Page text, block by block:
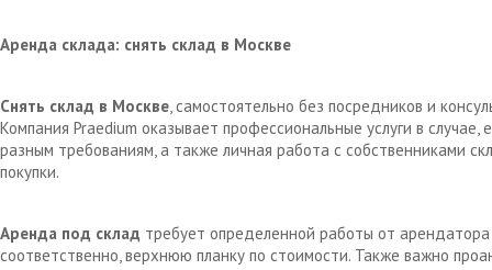
Аренда склада: снять склад в Москве
Снять склад в Москве, самостоятельно без посредников и
Компания Praedium оказывает профессиональные услуги в
разным требованиям, а также личная работа с собственниками
покупки.
Аренда под склад требует определенной работы от
соответственно, верхнюю планку по стоимости. Также важно